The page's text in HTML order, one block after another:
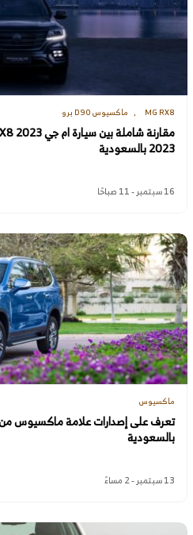
MG RX8 ماكسيوس D90 برو
2023 بالسعودية
16 سبتمبر - 11 صباحًا
ماكسيوس
بالسعودية
13 سبتمبر - 2 مساءً